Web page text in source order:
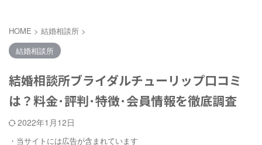
HOME > 結婚相談所 >
結婚相談所
結婚相談所ブライダルチューリップ口コミ
は？料金･評判･特徴･会員情報を徹底調査
2022年1月12日
・当サイトには広告が含まれています